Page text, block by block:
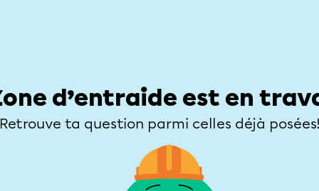
d’entraide est en
Retrouve ta question parmi celles déjà